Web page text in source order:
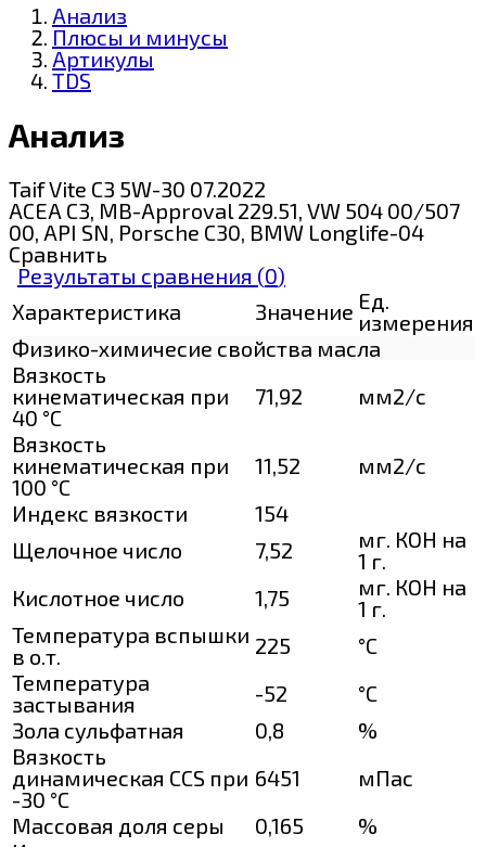
Анализ
Плюсы и минусы
Артикулы
TDS
Анализ
Taif Vite C3 5W-30 07.2022
ACEA C3, MB-Approval 229.51, VW 504 00/507
00, API SN, Porsche C30, BMW Longlife-04
Сравнить
Результаты сравнения (0)
Характеристика
Значение Ед.
измерения
Физико-химичесие свойства масла
Вязкость
кинематическая при
40 °С
71,92
мм2/с
Вязкость
кинематическая при
100 °С
11,52
мм2/с
Индекс вязкости
154
Щелочное число
7,52
мг. КОН на
1 г.
Кислотное число
1,75
мг. КОН на
1 г.
Температура вспышки
в о.т.
225
°C
Температура
застывания
-52
°C
Зола сульфатная
0,8
%
Вязкость
динамическая CCS при
-30 °С
6451
мПас
Массовая доля серы
0,165
%